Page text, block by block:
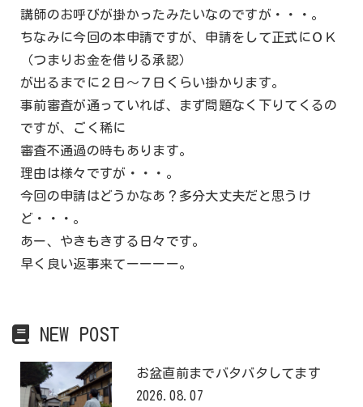
講師のお呼びが掛かったみたいなのですが・・・。
ちなみに今回の本申請ですが、申請をして正式にＯＫ
（つまりお金を借りる承認）
が出るまでに２日～７日くらい掛かります。
事前審査が通っていれば、まず問題なく下りてくるの
ですが、ごく稀に
審査不通過の時もあります。
理由は様々ですが・・・。
今回の申請はどうかなあ？多分大丈夫だと思うけ
ど・・・。
あー、やきもきする日々です。
早く良い返事来てーーーー。
NEW POST
お盆直前までバタバタしてます
2026.08.07